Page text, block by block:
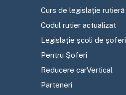
Curs de legislație rutieră
Codul rutier actualizat
Legislație școli de șoferi
Pentru Șoferi
Reducere carVertical
Parteneri